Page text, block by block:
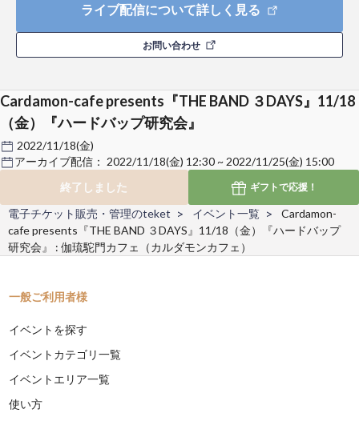
ライブ配信について詳しく見る
お問い合わせ
Cardamon-cafe presents『THE BAND ３DAYS』11/18
（金）『ハードバップ研究会』
2022/11/18(金)
アーカイブ配信： 2022/11/18(金) 12:30 ~ 2022/11/25(金) 15:00
終了しました
ギフトで応援！
電子チケット販売・管理のteket イベント一覧
Cardamon-
cafe presents『THE BAND ３DAYS』11/18（金）『ハードバップ
研究会』 : 伽琉駝門カフェ（カルダモンカフェ）
一般ご利用者様
イベントを探す
イベントカテゴリ一覧
イベントエリア一覧
使い方